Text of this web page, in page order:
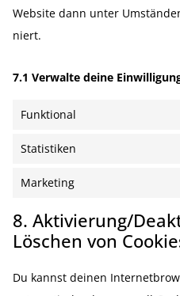
Website dann unter
niert.
7.1 Verwalte deine
Funktional
Statistiken
Marketing
8. Aktivierung/
Löschen von
Du kannst deinen